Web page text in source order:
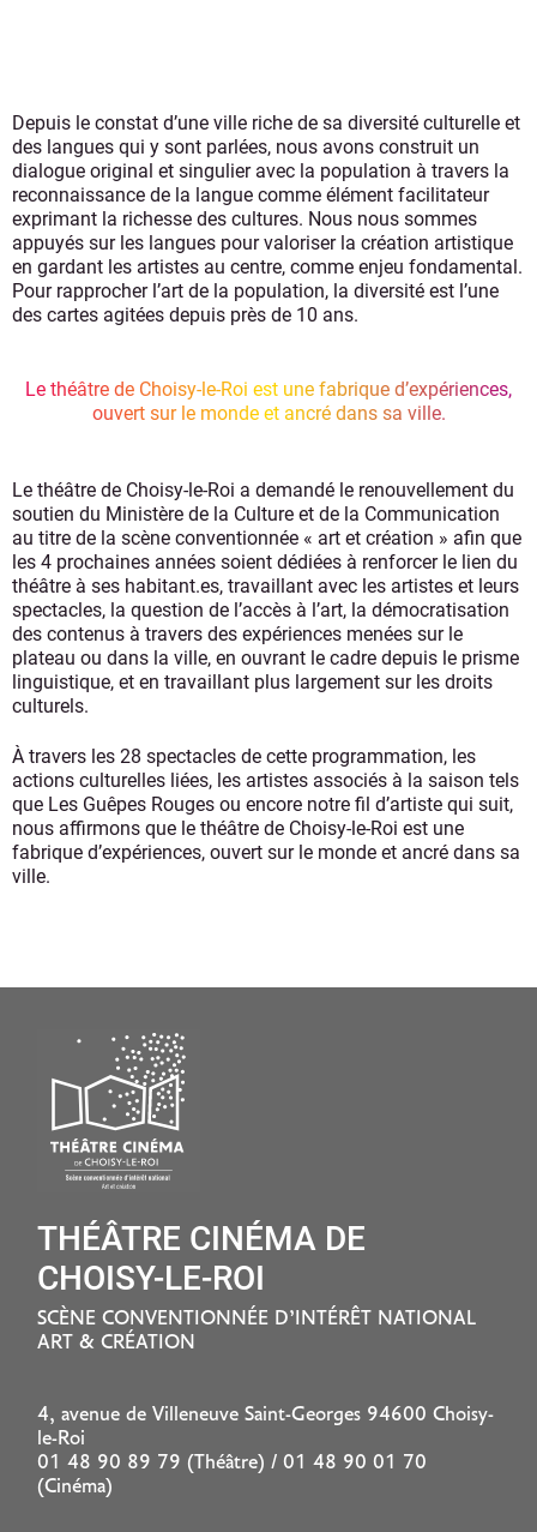
Depuis le constat d’une ville riche de sa diversité culturelle et
des langues qui y sont parlées, nous avons construit un
dialogue original et singulier avec la population à travers la
reconnaissance de la langue comme élément facilitateur
exprimant la richesse des cultures. Nous nous sommes
appuyés sur les langues pour valoriser la création artistique
en gardant les artistes au centre, comme enjeu fondamental.
Pour rapprocher l’art de la population, la diversité est l’une
des cartes agitées depuis près de 10 ans.
Le théâtre de Choisy-le-Roi est une fabrique d’expériences,
ouvert sur le monde et ancré dans sa ville.
Le théâtre de Choisy-le-Roi a demandé le renouvellement du
soutien du Ministère de la Culture et de la Communication
au titre de la scène conventionnée « art et création » afin que
les 4 prochaines années soient dédiées à renforcer le lien du
théâtre à ses habitant.es, travaillant avec les artistes et leurs
spectacles, la question de l’accès à l’art, la démocratisation
des contenus à travers des expériences menées sur le
plateau ou dans la ville, en ouvrant le cadre depuis le prisme
linguistique, et en travaillant plus largement sur les droits
culturels.
À travers les 28 spectacles de cette programmation, les
actions culturelles liées, les artistes associés à la saison tels
que Les Guêpes Rouges ou encore notre fil d’artiste qui suit,
nous affirmons que le théâtre de Choisy-le-Roi est une
fabrique d’expériences, ouvert sur le monde et ancré dans sa
ville.
THÉÂTRE CINÉMA DE
CHOISY-LE-ROI
SCÈNE CONVENTIONNÉE D’INTÉRÊT NATIONAL
ART & CRÉATION
4, avenue de Villeneuve Saint-Georges 94600 Choisy-
le-Roi
01 48 90 89 79 (Théâtre) / 01 48 90 01 70
(Cinéma)